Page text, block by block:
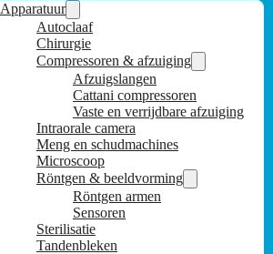
Apparatuur
Autoclaaf
Chirurgie
Compressoren & afzuiging
Afzuigslangen
Cattani compressoren
Vaste en verrijdbare afzuiging
Intraorale camera
Meng en schudmachines
Microscoop
Röntgen & beeldvorming
Röntgen armen
Sensoren
Sterilisatie
Tandenbleken